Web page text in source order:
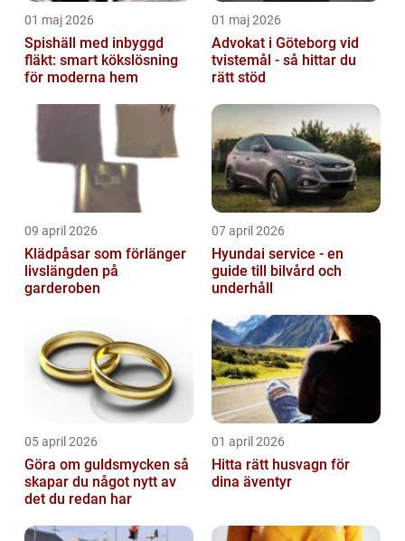
01 maj 2026
Spishäll med inbyggd
fläkt: smart kökslösning
för moderna hem
01 maj 2026
Advokat i Göteborg vid
tvistemål - så hittar du
rätt stöd
09 april 2026
Klädpåsar som förlänger
livslängden på
garderoben
07 april 2026
Hyundai service - en
guide till bilvård och
underhåll
05 april 2026
Göra om guldsmycken så
skapar du något nytt av
det du redan har
01 april 2026
Hitta rätt husvagn för
dina äventyr